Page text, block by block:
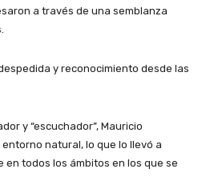
a través de una semblanza
y reconocimiento desde las
y “escuchador”, Mauricio
natural, lo que lo llevó a
todos los ámbitos en los que se